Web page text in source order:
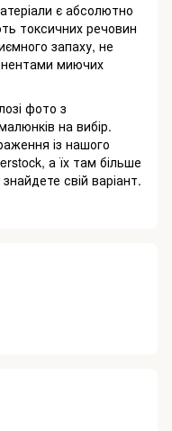
є абсолютно
токсичних речовин
запаху, не
миючих
фото з
на вибір.
із нашого
а їх там більше
свій варіант.